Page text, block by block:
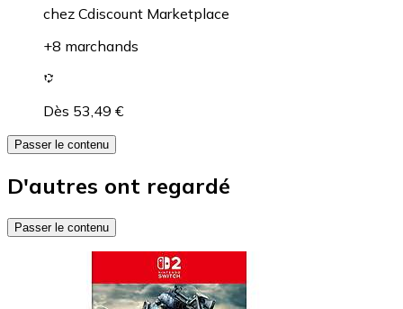
chez Cdiscount Marketplace
+8 marchands
Dès 53,49 €
Passer le contenu
D'autres ont regardé
Passer le contenu